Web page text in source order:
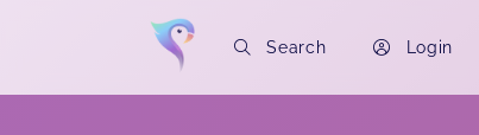
Search Login